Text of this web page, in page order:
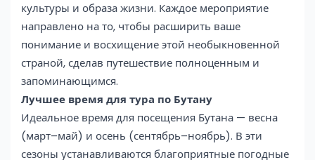
культуры и образа жизни. Каждое мероприятие
направлено на то, чтобы расширить ваше
понимание и восхищение этой необыкновенной
страной, сделав путешествие полноценным и
запоминающимся.
Лучшее время для тура по Бутану
Идеальное время для посещения Бутана — весна
(март–май) и осень (сентябрь–ноябрь). В эти
сезоны устанавливаются благоприятные погодные